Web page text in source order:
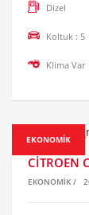
Dizel
Koltuk : 5
Klima Var
CITROEN
EKONOMIK /
EKONOMIK